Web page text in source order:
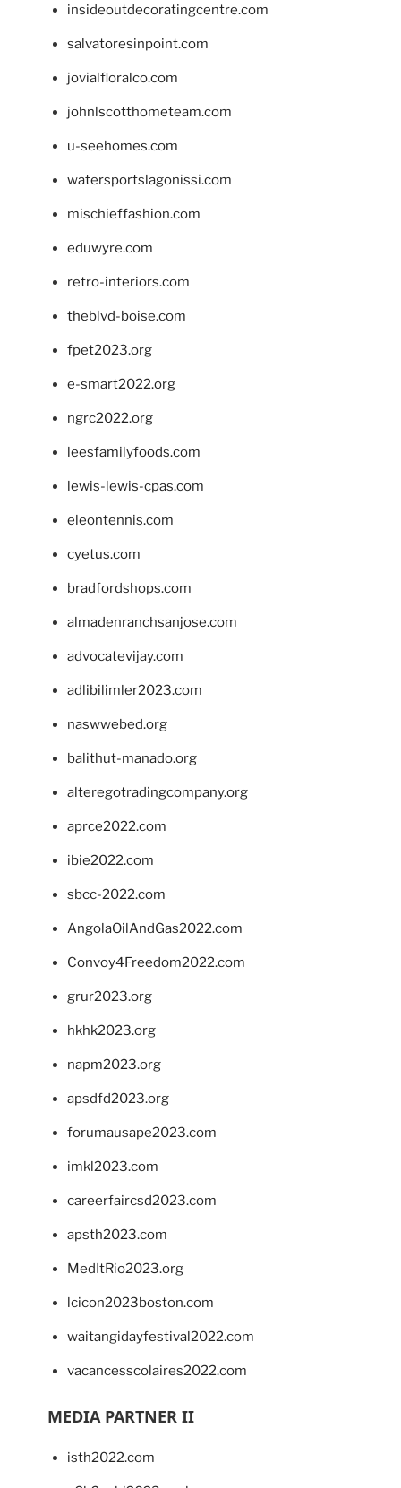
insideoutdecoratingcentre.com
salvatoresinpoint.com
jovialfloralco.com
johnlscotthometeam.com
u-seehomes.com
watersportslagonissi.com
mischieffashion.com
eduwyre.com
retro-interiors.com
theblvd-boise.com
fpet2023.org
e-smart2022.org
ngrc2022.org
leesfamilyfoods.com
lewis-lewis-cpas.com
eleontennis.com
cyetus.com
bradfordshops.com
almadenranchsanjose.com
advocatevijay.com
adlibilimler2023.com
naswwebed.org
balithut-manado.org
alteregotradingcompany.org
aprce2022.com
ibie2022.com
sbcc-2022.com
AngolaOilAndGas2022.com
Convoy4Freedom2022.com
grur2023.org
hkhk2023.org
napm2023.org
apsdfd2023.org
forumausape2023.com
imkl2023.com
careerfaircsd2023.com
apsth2023.com
MedItRio2023.org
lcicon2023boston.com
waitangidayfestival2022.com
vacancesscolaires2022.com
MEDIA PARTNER II
isth2022.com